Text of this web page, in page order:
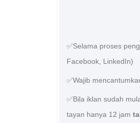
✅Selama proses
Facebook, LinkedIn)
✅Wajib
✅Bila iklan sudah
tayan hanya 12 jam